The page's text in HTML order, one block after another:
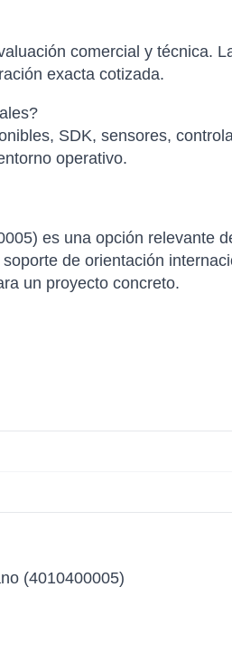
comercial y técnica.
exacta cotizada.
SDK, sensores,
operativo.
es una opción relevante
de orientación
un proyecto concreto.
(4010400005)